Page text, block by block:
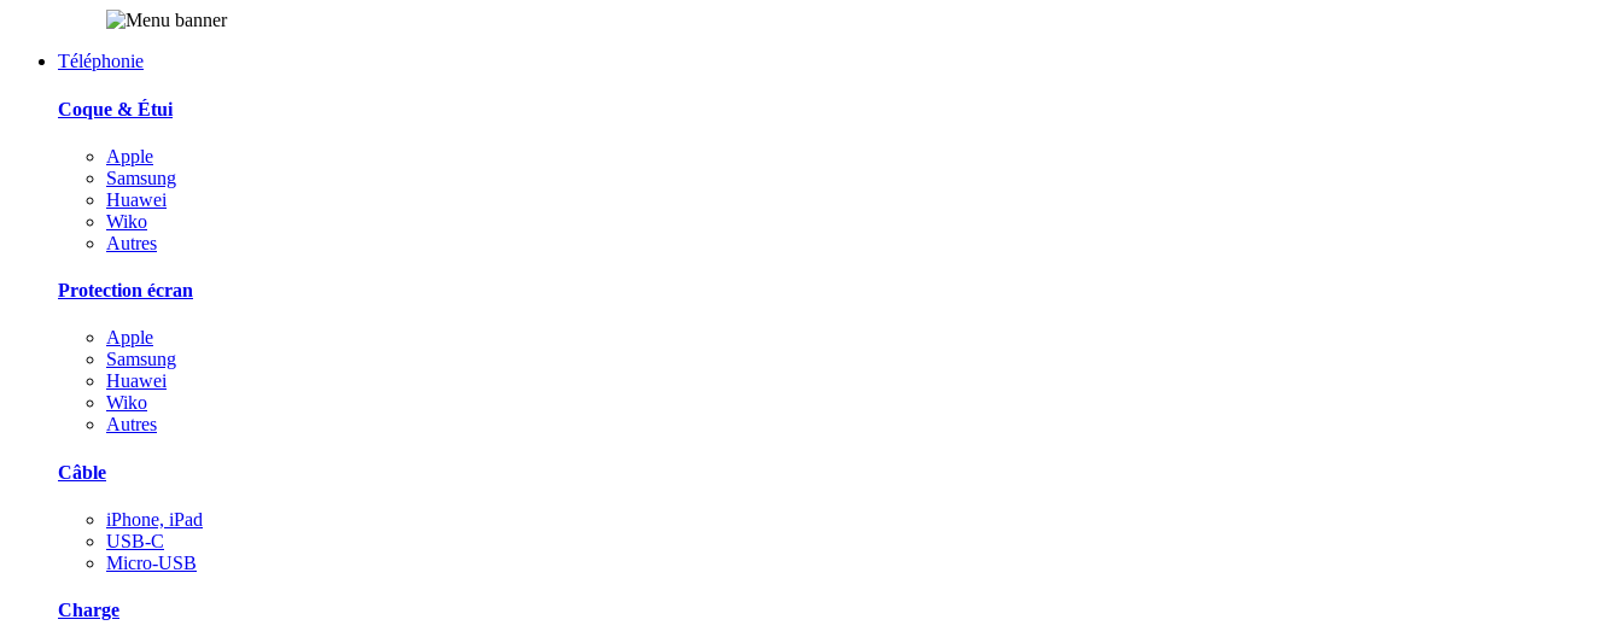
Téléphonie
Coque & Étui
Apple
Samsung
Huawei
Wiko
Autres
Protection écran
Apple
Samsung
Huawei
Wiko
Autres
Câble
iPhone, iPad
USB-C
Micro-USB
Charge